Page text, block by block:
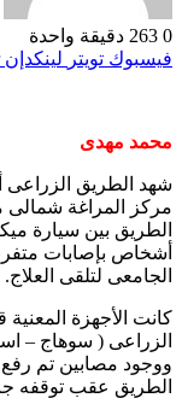
0
دقيقة واحدة
فيسبوك تويتر لينكدإن
محمد مهدى
شهد الطريق
مركز المراغة
أشخاص بإصابات
الجامعى لتلقى العلاج.
كانت الأجهزة
الزراعى ( سوهاج –
ووجود مصابين تم
الطريق عقب توقفه